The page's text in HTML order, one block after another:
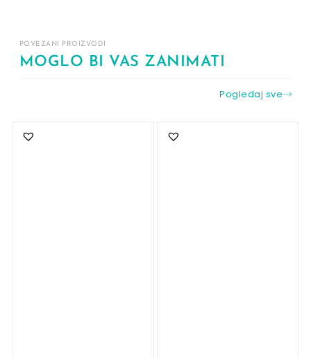
POVEZANI PROIZVODI
MOGLO BI VAS ZANIMATI
Pogledaj sve